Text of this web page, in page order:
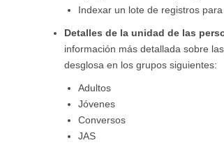
Indexar un lote de registros
Detalles de la unidad de las
información más detallada sobre
desglosa en los grupos siguientes:
Adultos
Jóvenes
Conversos
JAS